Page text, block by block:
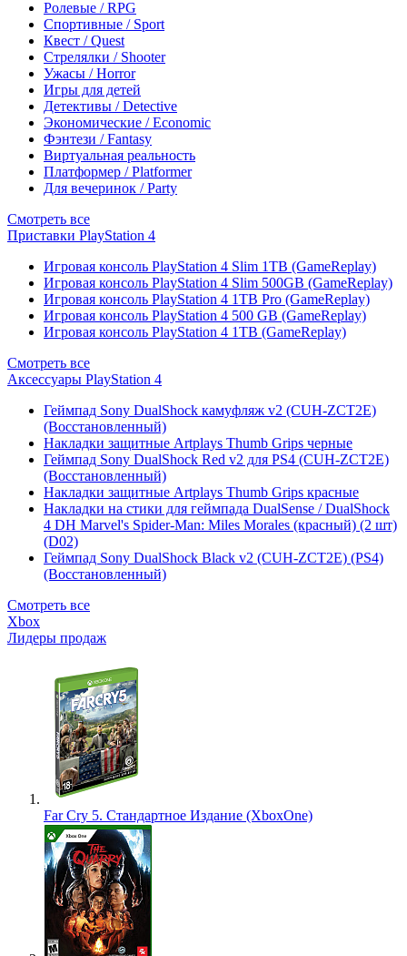
Ролевые / RPG
Спортивные / Sport
Квест / Quest
Стрелялки / Shooter
Ужасы / Horror
Игры для детей
Детективы / Detective
Экономические / Economic
Фэнтези / Fantasy
Виртуальная реальность
Платформер / Platformer
Для вечеринок / Party
Смотреть все
Приставки PlayStation 4
Игровая консоль PlayStation 4 Slim 1TB (GameReplay)
Игровая консоль PlayStation 4 Slim 500GB (GameReplay)
Игровая консоль PlayStation 4 1TB Pro (GameReplay)
Игровая консоль PlayStation 4 500 GB (GameReplay)
Игровая консоль PlayStation 4 1TB (GameReplay)
Смотреть все
Аксессуары PlayStation 4
Геймпад Sony DualShock камуфляж v2 (CUH-ZCT2E)
(Восстановленный)
Накладки защитные Artplays Thumb Grips черные
Геймпад Sony DualShock Red v2 для PS4 (CUH-ZCT2E)
(Восстановленный)
Накладки защитные Artplays Thumb Grips красные
Накладки на стики для геймпада DualSense / DualShock
4 DH Marvel's Spider-Man: Miles Morales (красный) (2 шт)
(D02)
Геймпад Sony DualShock Black v2 (CUH-ZCT2E) (PS4)
(Восстановленный)
Смотреть все
Xbox
Лидеры продаж
Far Cry 5. Стандартное Издание (XboxOne)